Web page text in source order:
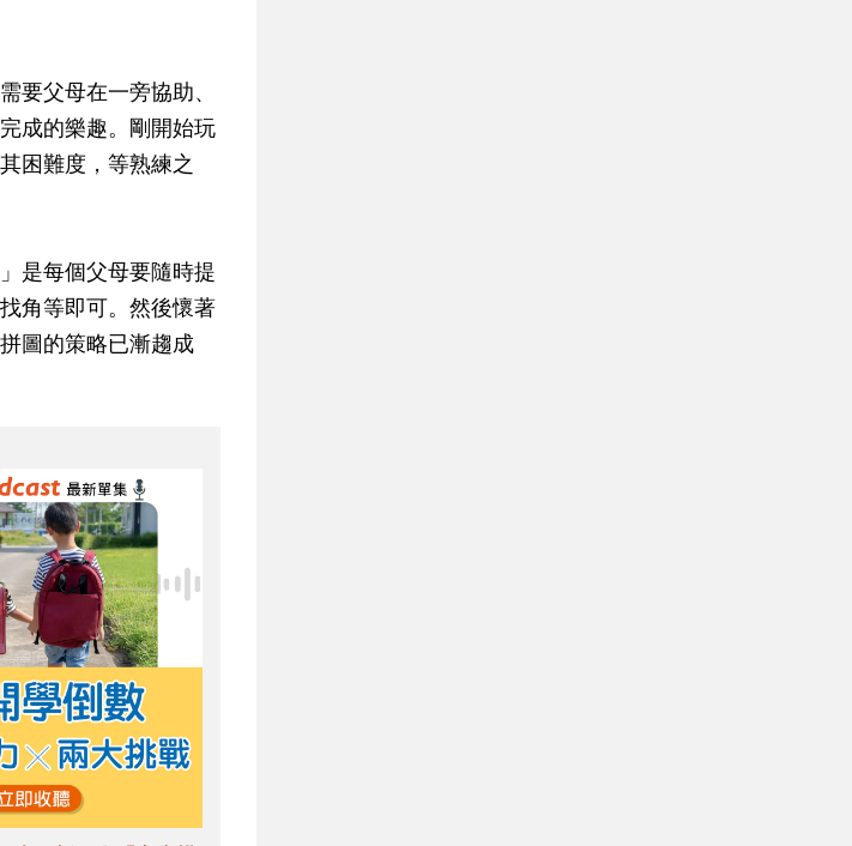
要父母在一旁協助、
成的樂趣。剛開始玩
困難度，等熟練之
是每個父母要隨時提
角等即可。然後懷著
圖的策略已漸趨成